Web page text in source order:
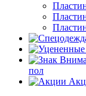
пол